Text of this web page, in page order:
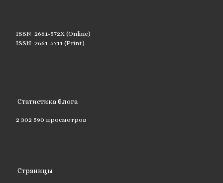
ISSN 2661-572X (Online)
ISSN 2661-5711 (Print)
Статистика блога
2 302 590 просмотров
Страницы